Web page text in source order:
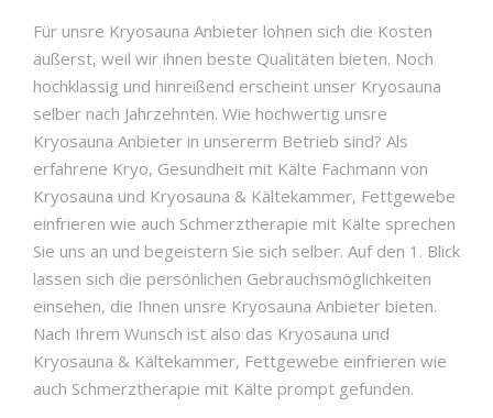
Für unsre Kryosauna Anbieter lohnen sich die Kosten
äußerst, weil wir ihnen beste Qualitäten bieten. Noch
hochklassig und hinreißend erscheint unser Kryosauna
selber nach Jahrzehnten. Wie hochwertig unsre
Kryosauna Anbieter in unsererm Betrieb sind? Als
erfahrene Kryo, Gesundheit mit Kälte Fachmann von
Kryosauna und Kryosauna & Kältekammer, Fettgewebe
einfrieren wie auch Schmerztherapie mit Kälte sprechen
Sie uns an und begeistern Sie sich selber. Auf den 1. Blick
lassen sich die persönlichen Gebrauchsmöglichkeiten
einsehen, die Ihnen unsre Kryosauna Anbieter bieten.
Nach Ihrem Wunsch ist also das Kryosauna und
Kryosauna & Kältekammer, Fettgewebe einfrieren wie
auch Schmerztherapie mit Kälte prompt gefunden.